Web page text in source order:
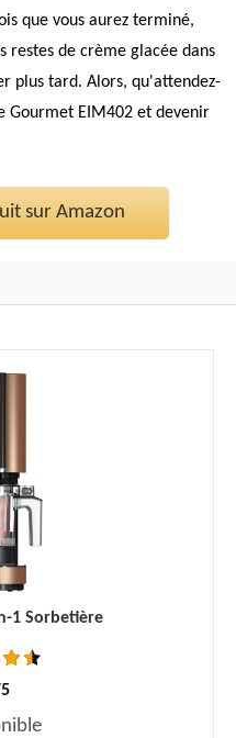
que vous aurez terminé,
restes de crème glacée dans
plus tard. Alors, qu'attendez-
Gourmet EIM402 et devenir
sur Amazon
1 Sorbetière